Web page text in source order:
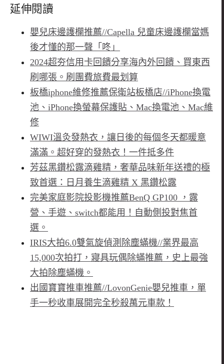
延伸閱讀
嬰兒床邊護欄推薦//Capella 兒童床邊護欄當媽
後才懂的那一聲「咚」
2024超夯信用卡回饋分享海內外回饋、買東西
刷哪張。刷團費旅費最划算
板橋iphone維修推薦保衛站板橋店//iPhone換電
池、iPhone換螢幕保護貼、Mac換電池、Mac維
修
WIWI溫灸發熱衣，讓日後的每個冬天都暖意
滿滿。超好穿的發熱衣！一件抵多件
芳茲黑鑽松露滴雞精，奢華品味新年送禮的極
致首選：日月養生滴雞精 X 黑鑽松露
完美家庭影院投影機推薦BenQ GP100 ，露
營、手遊、switch都能用！自動側投對焦首
選。
IRIS大拍6.0雙氣旋偵測除塵蟎機//業界最高
15,000次拍打，寢具玩偶除蟎推薦，史上最強
大拍除塵蟎機。
出國寶寶推車推薦//LovonGenie嬰兒推車，單
手一秒收車展開完全秒殺萬元車款！